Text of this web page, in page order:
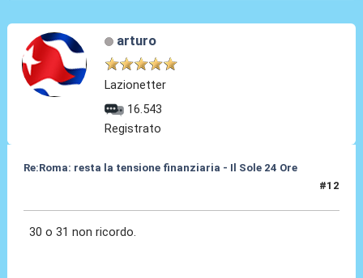
arturo
Lazionetter
16.543
Registrato
Re:Roma: resta la tensione finanziaria - Il Sole 24 Ore
#12
30 o 31 non ricordo.